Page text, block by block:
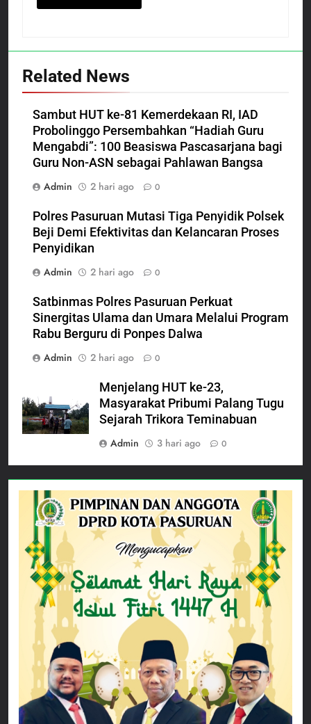
Related News
Sambut HUT ke-81 Kemerdekaan RI, IAD
Probolinggo Persembahkan “Hadiah Guru
Mengabdi”: 100 Beasiswa Pascasarjana bagi
Guru Non-ASN sebagai Pahlawan Bangsa
Admin
2 hari ago 0
Polres Pasuruan Mutasi Tiga Penyidik Polsek
Beji Demi Efektivitas dan Kelancaran Proses
Penyidikan
Admin
2 hari ago 0
Satbinmas Polres Pasuruan Perkuat
Sinergitas Ulama dan Umara Melalui Program
Rabu Berguru di Ponpes Dalwa
Admin
2 hari ago 0
Menjelang HUT ke-23,
Masyarakat Pribumi Palang Tugu
Sejarah Trikora Teminabuan
Admin
3 hari ago 0